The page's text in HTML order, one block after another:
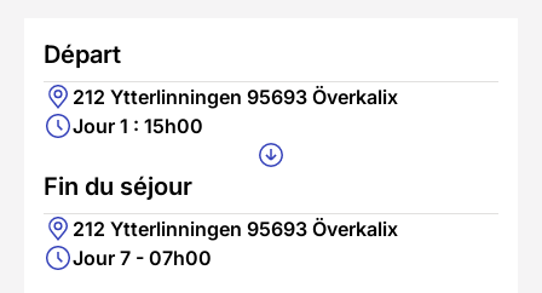
Départ
212 Ytterlinningen 95693 Överkalix
Jour 1 : 15h00
Fin du séjour
212 Ytterlinningen 95693 Överkalix
Jour 7 - 07h00